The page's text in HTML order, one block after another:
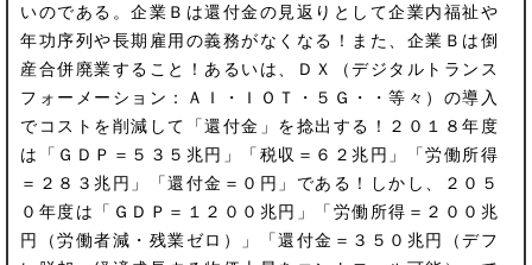
いのである。企業Ｂは還付金の見返りとして企業内福祉や
年功序列や長期雇用の義務がなくなる！また、企業Ｂは倒
産合併廃業すること！あるいは、ＤＸ（デジタルトランス
フォーメーション：ＡＩ・ＩＯＴ・５Ｇ・・等々）の導入
でコストを削減して「還付金」を捻出する！２０１８年度
は「ＧＤＰ＝５３５兆円」「税収＝６２兆円」「労働所得
＝２８３兆円」「還付金＝０円」である！しかし、２０５
０年度は「ＧＤＰ＝１２００兆円」「労働所得＝２００兆
円（労働者減・残業ゼロ）」「還付金＝３５０兆円（デフ